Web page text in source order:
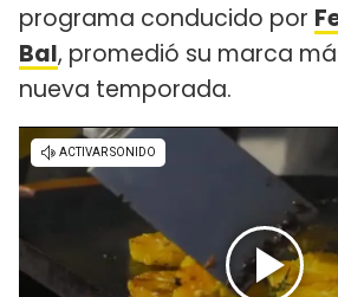
programa conducido por
Bal, promedió su marca
nueva temporada.